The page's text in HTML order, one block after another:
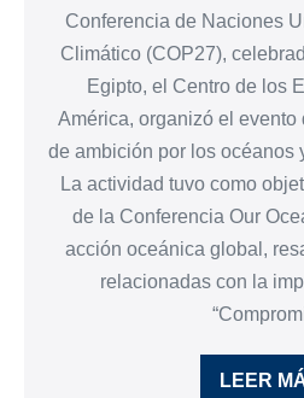
Conferencia de Naciones
Climático (COP27),
Egipto, el Centro de los
América, organizó el evento
de ambición por los océanos
La actividad tuvo como
de la Conferencia Our
acción oceánica global,
relacionadas con la
LEER